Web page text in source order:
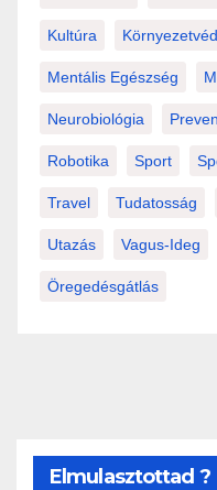
Kultúra
Mentális Egészség
Neurobiológia
Robotika Sport
Travel Tudatosság
Utazás Vagus-Ideg
Öregedésgátlás
Elmulasztottad ?